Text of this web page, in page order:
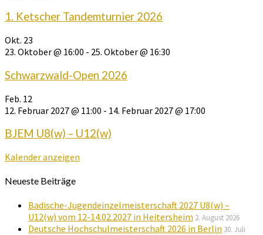
1. Ketscher Tandemturnier 2026
Okt. 23
23. Oktober @ 16:00 - 25. Oktober @ 16:30
Schwarzwald-Open 2026
Feb. 12
12. Februar 2027 @ 11:00 - 14. Februar 2027 @ 17:00
BJEM U8(w) – U12(w)
Kalender anzeigen
Neueste Beiträge
Badische-Jugendeinzelmeisterschaft 2027 U8(w) –
U12(w) vom 12-14.02.2027 in Heitersheim 2. August 2026
Deutsche Hochschulmeisterschaft 2026 in Berlin 30. Juli